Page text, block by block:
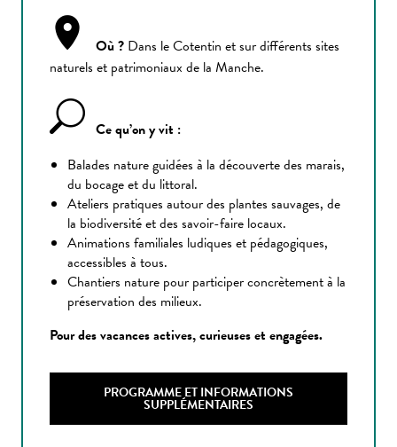
Où ? Dans le Cotentin et sur différents sites
naturels et patrimoniaux de la Manche.
Ce qu’on y vit :
Balades nature guidées à la découverte des marais,
du bocage et du littoral.
Ateliers pratiques autour des plantes sauvages, de
la biodiversité et des savoir-faire locaux.
Animations familiales ludiques et pédagogiques,
accessibles à tous.
Chantiers nature pour participer concrètement à la
préservation des milieux.
Pour des vacances actives, curieuses et engagées.
PROGRAMME ET INFORMATIONS
SUPPLÉMENTAIRES